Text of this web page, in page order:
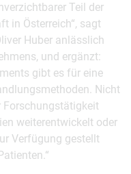
Teil der
in Österreich“, sagt
Huber anlässlich
und ergänzt:
gibt es für eine
Nicht
Forschungstätigkeit
weiterentwickelt oder
Verfügung gestellt